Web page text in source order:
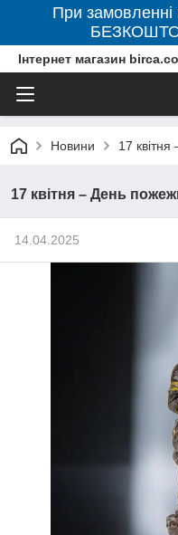
При
Інтернет магазин
Новини 17
17 квітня – День
14.04.2025